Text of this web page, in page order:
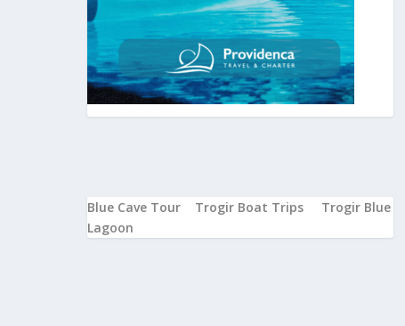
Blue Cave Tour Trogir Boat Trips
Trogir Blue
Lagoon